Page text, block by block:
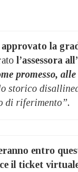
approvato la
l’assessora
promesso,
storico
di riferimento”.
entro
il ticket